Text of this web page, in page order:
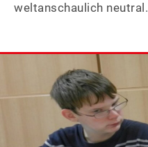
weltanschaulich neutral.